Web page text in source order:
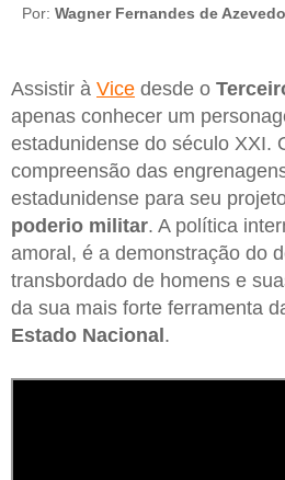
Por: Wagner Fernandes de
Assistir à Vice desde o
apenas conhecer um
estadunidense do século XXI.
compreensão das
estadunidense para seu
poderio militar. A política
amoral, é a demonstração do
transbordado de homens e
da sua mais forte ferramenta
Estado Nacional.